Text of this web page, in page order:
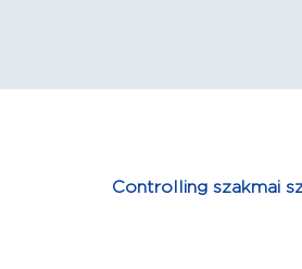
Controlling szakmai